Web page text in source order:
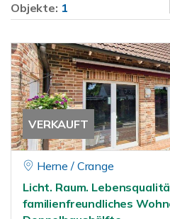
Objekte: 1
VERKAUFT
Herne / Crange
Licht. Raum.
familienfreundliches